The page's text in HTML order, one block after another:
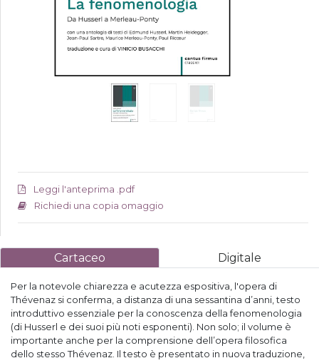
Leggi l'anteprima .pdf
Richiedi una copia omaggio
Cartaceo Digitale
Per la notevole chiarezza e acutezza espositiva, l'opera di
Thévenaz si conferma, a distanza di una sessantina d’anni, testo
introduttivo essenziale per la conoscenza della fenomenologia
(di Husserl e dei suoi più noti esponenti). Non solo; il volume è
importante anche per la comprensione dell’opera filosofica
dello stesso Thévenaz. Il testo è presentato in nuova traduzione,